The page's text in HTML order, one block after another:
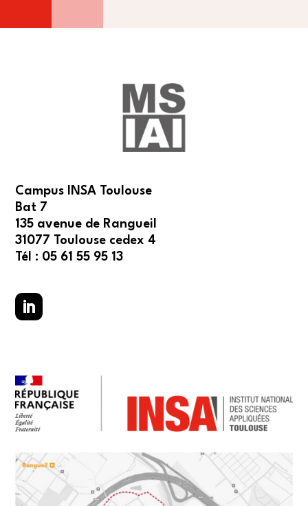
Campus INSA Toulouse
Bat 7
135 avenue de Rangueil
31077 Toulouse cedex 4
Tél : 05 61 55 95 13